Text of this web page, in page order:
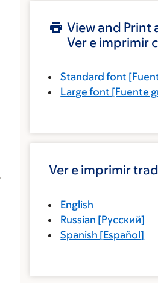
View and Print
Ver e imprimir
Standard font
Large font [Fuente
Ver e imprimir
English
Russian [Русский]
Spanish [Español]